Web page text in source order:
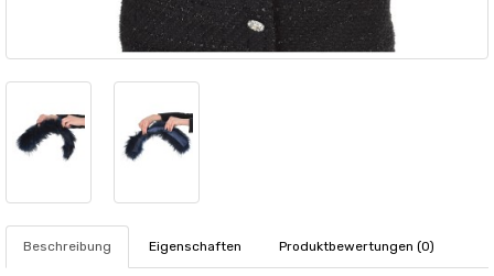
Beschreibung Eigenschaften Produktbewertungen (0)